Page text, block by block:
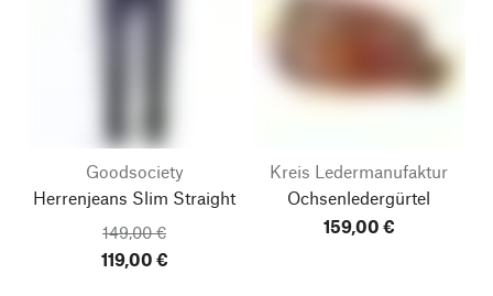
Goodsociety
Herrenjeans Slim Straight
149,00 €
119,00 €
Kreis Ledermanufaktur
Ochsenledergürtel
159,00 €